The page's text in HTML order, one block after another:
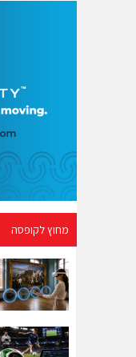
מחוץ לקופסה